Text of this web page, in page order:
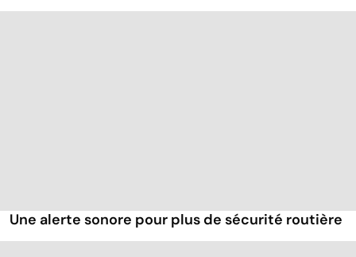
Une alerte sonore pour plus de sécurité routière